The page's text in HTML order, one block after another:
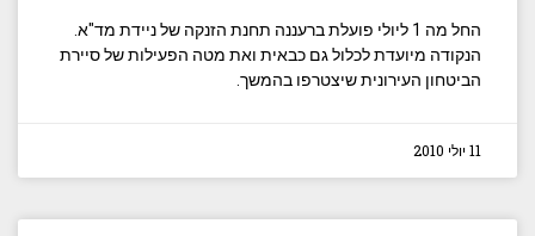
החל מה 1 ליולי פועלת ברעננה תחנת הזנקה של ניידת מד"א.
הנקודה מיועדת לכלול גם כבאית ואת מטה הפעילות של סיירת
הביטחון העירונית שיצטרפו בהמשך.
11 יולי 2010